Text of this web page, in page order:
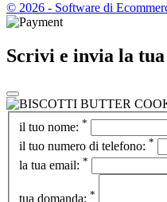
© 2026 - Software di
Scrivi e invia la
il tuo nome: *
il tuo numero di telefono: *
la tua email: *
tua domanda: *